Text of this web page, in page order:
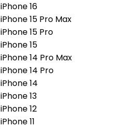
16
15 Pro Max
15 Pro
15
14 Pro Max
14 Pro
14
13
12
11